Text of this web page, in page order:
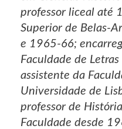
professor liceal até
Superior de Belas-
e 1965-66;
Faculdade de
assistente da
Universidade de
professor de
Faculdade desde